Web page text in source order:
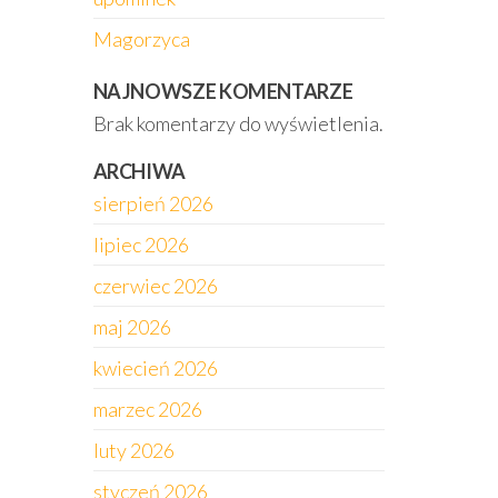
Magorzyca
NAJNOWSZE KOMENTARZE
Brak komentarzy do wyświetlenia.
ARCHIWA
sierpień 2026
lipiec 2026
czerwiec 2026
maj 2026
kwiecień 2026
marzec 2026
luty 2026
styczeń 2026